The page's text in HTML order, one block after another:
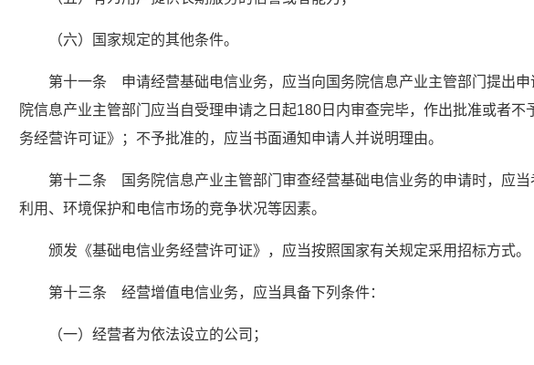
（六）国家规定的其他条件。
第十一条　申请经营基础电信业务，应当向国务院信息产业主管部门提出申
院信息产业主管部门应当自受理申请之日起180日内审查完毕，作出批准或者
务经营许可证》；不予批准的，应当书面通知申请人并说明理由。
第十二条　国务院信息产业主管部门审查经营基础电信业务的申请时，应当
利用、环境保护和电信市场的竞争状况等因素。
颁发《基础电信业务经营许可证》，应当按照国家有关规定采用招标方式。
第十三条　经营增值电信业务，应当具备下列条件：
（一）经营者为依法设立的公司；